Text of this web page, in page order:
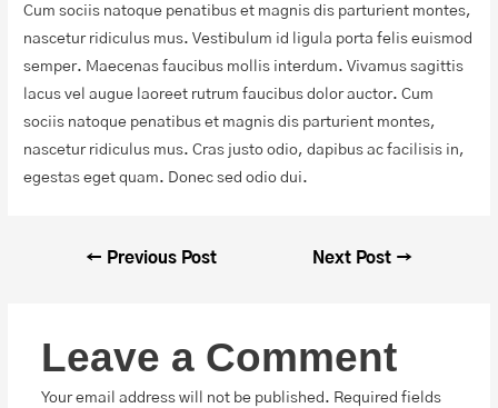
Cum sociis natoque penatibus et magnis dis parturient montes,
nascetur ridiculus mus. Vestibulum id ligula porta felis euismod
semper. Maecenas faucibus mollis interdum. Vivamus sagittis
lacus vel augue laoreet rutrum faucibus dolor auctor. Cum
sociis natoque penatibus et magnis dis parturient montes,
nascetur ridiculus mus. Cras justo odio, dapibus ac facilisis in,
egestas eget quam. Donec sed odio dui.
← Previous Post Next Post →
Leave a Comment
Your email address will not be published. Required fields